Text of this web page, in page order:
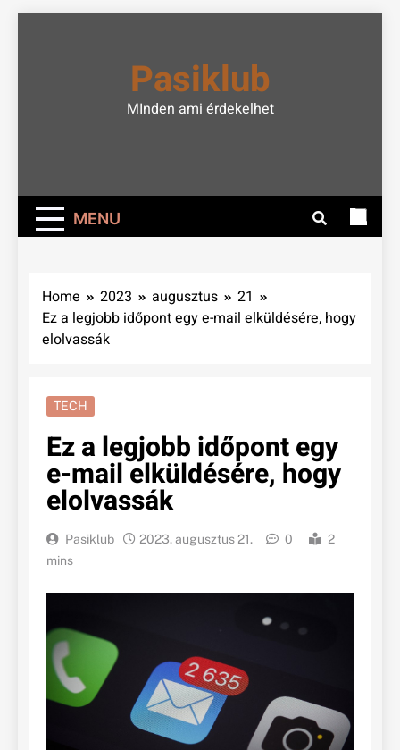
Pasiklub
MInden ami érdekelhet
MENU
Home 2023 augusztus
21
Ez a legjobb időpont egy e-mail elküldésére, hogy
elolvassák
TECH
Ez a legjobb időpont egy
e-mail elküldésére, hogy
elolvassák
Pasiklub 2023. augusztus 21. 0
2
mins